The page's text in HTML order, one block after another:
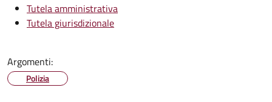
Tutela amministrativa
Tutela giurisdizionale
Argomenti:
Polizia